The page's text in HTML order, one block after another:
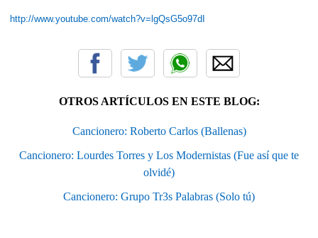
http://www.youtube.com/watch?v=lgQsG5o97dI
OTROS ARTÍCULOS EN ESTE BLOG:
Cancionero: Roberto Carlos (Ballenas)
Cancionero: Lourdes Torres y Los Modernistas (Fue así que te
olvidé)
Cancionero: Grupo Tr3s Palabras (Solo tú)